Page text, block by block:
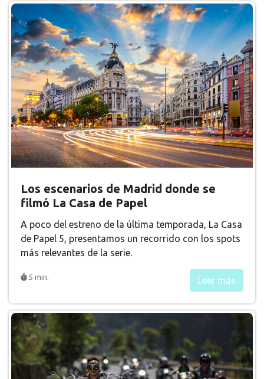
Los escenarios de Madrid donde se
filmó La Casa de Papel
A poco del estreno de la última temporada, La Casa
de Papel 5, presentamos un recorrido con los spots
más relevantes de la serie.
5 min. Leer más